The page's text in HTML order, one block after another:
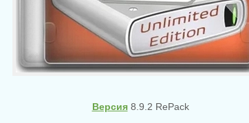
Версия8.9.2 RePack